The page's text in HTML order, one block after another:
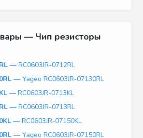
— Чип резисторы
— RC0603JR-0712RL
— Yageo RC0603JR-07130RL
— RC0603JR-0713KL
— RC0603JR-0713RL
— RC0603JR-07150KL
— Yageo RC0603JR-07150RL